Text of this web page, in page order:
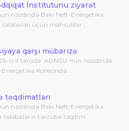
İnstitutunu ziyarət
nəzdində Bakı Neft-Energetika
tələbələri üçün məhsuldar ...
qarşı mübarizə
cı il tarixdə ADNSU-nun nəzdində
Energetika Kollecində ...
təqdimatları
nəzdində Bakı Neft-Energetika
tələbələrin təcrübə təqdim...